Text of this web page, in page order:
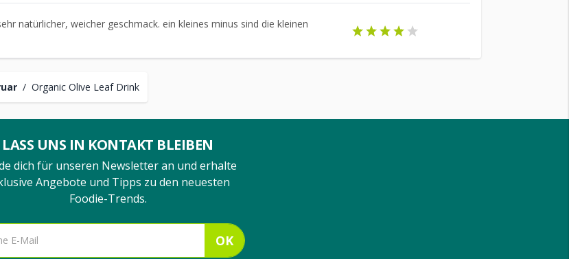
/ Organic Olive Leaf Drink
natürlicher, weicher geschmack. ein kleines minus sind die kleinen
LASS UNS IN KONTAKT BLEIBEN
dich für unseren Newsletter an und erhalte
Angebote und Tipps zu den neuesten
Foodie-Trends.
OK